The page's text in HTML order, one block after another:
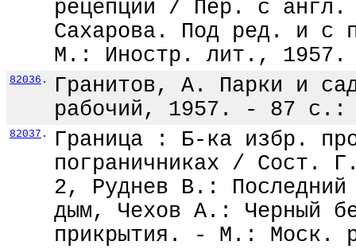
рецепции / Пер. с
Сахарова. Под ред. и с
М.: Иностр. лит.,
82036 .
Гранитов, А. Парки и
рабочий, 1957. - 87
82037 .
Граница : Б-ка избр.
пограничниках / Сост.
2, Руднев В.:
дым, Чехов А.: Черный
прикрытия. - М.: Моск.